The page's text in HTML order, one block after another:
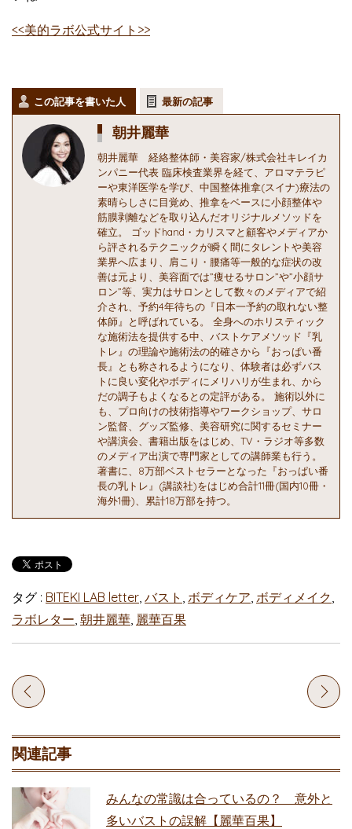
<<美的ラボ公式サイト>>
この記事を書いた人 最新の記事
朝井麗華
朝井麗華 経絡整体師・美容家/株式会社キレイカ
ンパニー代表 臨床検査業界を経て、アロマテラピ
ーや東洋医学を学び、中国整体推拿(スイナ)療法の
素晴らしさに目覚め、推拿をベースに小顔整体や
筋膜剥離などを取り込んだオリジナルメソッドを
確立。 ゴッドhand・カリスマと顧客やメディアか
ら評されるテクニックが瞬く間にタレントや美容
業界へ広まり、肩こり・腰痛等一般的な症状の改
善は元より、美容面では”痩せるサロン”や”小顔サ
ロン”等、実力はサロンとして数々のメディアで紹
介され、予約4年待ちの『日本一予約の取れない整
体師』と呼ばれている。 全身へのホリスティック
な施術法を提供する中、バストケアメソッド『乳
トレ』の理論や施術法の的確さから『おっぱい番
長』とも称されるようになり、体験者は必ずバス
トに良い変化やボディにメリハリが生まれ、から
だの調子もよくなるとの定評がある。 施術以外に
も、プロ向けの技術指導やワークショップ、サロ
ン監督、グッズ監修、美容研究に関するセミナー
や講演会、書籍出版をはじめ、TV・ラジオ等多数
のメディア出演で専門家としての講師業も行う。
著書に、8万部ベストセラーとなった『おっぱい番
長の乳トレ』(講談社)をはじめ合計11冊(国内10冊・
海外1冊)、累計18万部を持つ。
タグ : BITEKI LAB letter バスト ボディケア ボディメイク
ラボレター 朝井麗華 麗華百果
関連記事
みんなの常識は合っているの？ 意外と
多いバストの誤解【麗華百果】